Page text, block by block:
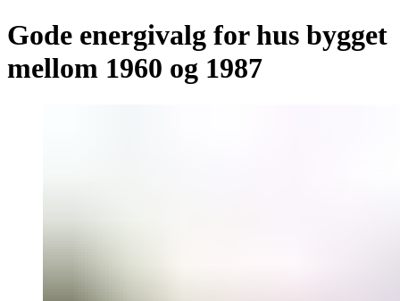
Gode energivalg for hus bygget
mellom 1960 og 1987